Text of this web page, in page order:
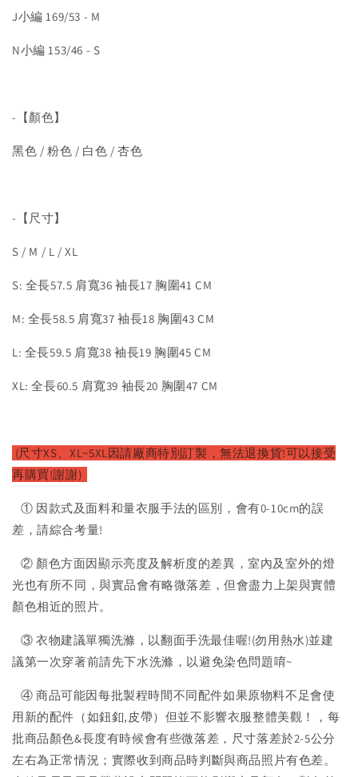
J小編 169/53 - M
N小編 153/46 - S
-【顏色】
黑色 / 粉色 / 白色 / 杏色
-【尺寸】
S / M / L / XL
S: 全長57.5 肩寬36 袖長17 胸圍41 CM
M: 全長58.5 肩寬37 袖長18 胸圍43 CM
L: 全長59.5 肩寬38 袖長19 胸圍45 CM
XL: 全長60.5 肩寬39 袖長20 胸圍47 CM
(尺寸XS、XL~5XL因請廠商特別訂製，無法退換貨!可以接受
再購買!謝謝)
① 因款式及面料和量衣服手法的區別，會有0-10cm的誤
差，請綜合考量!
② 顏色方面因顯示亮度及解析度的差異，室內及室外的燈
光也有所不同，與實品會有略微落差，但會盡力上架與實體
顏色相近的照片。
③ 衣物建議單獨洗滌，以翻面手洗最佳喔!(勿用熱水)並建
議第一次穿著前請先下水洗滌，以避免染色問題唷~
④ 商品可能因每批製程時間不同配件如果原物料不足會使
用新的配件（如鈕釦,皮帶）但並不影響衣服整體美觀！，每
批商品顏色&長度有時候會有些微落差，尺寸落差於2-5公分
左右為正常情況；實際收到商品時判斷與商品照片有色差。